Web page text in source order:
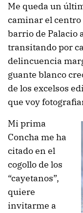
Me queda un
caminar el centro
barrio de Palacio
transitando por
delincuencia
guante blanco
de los excelsos
que voy
Mi prima
Concha me ha
citado en el
cogollo de los
“cayetanos”,
quiere
invitarme a